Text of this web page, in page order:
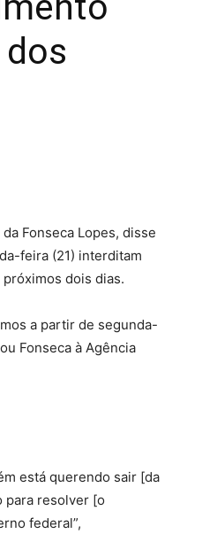
Fonseca Lopes, disse
feira (21) interditam
dois dias.
a partir de segunda-
Fonseca à Agência
está querendo sair [da
para resolver [o
federal”,